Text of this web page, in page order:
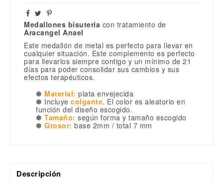
Medallones bisutería con tratamiento de
Aracangel Anael
Este medallón de metal es perfecto para llevar en
cualquier situación. Este complemento es perfecto
para llevarlos siempre contigo y un mínimo de 21
días para poder consolidar sus cambios y sus
efectos terapéuticos.
✽ Material: plata envejecida
✽ Incluye colgante. El color es aleatorio en
función del diseño escogido.
✽ Tamaño: según forma y tamaño escogido
✽ Grosor: base 2mm / total 7 mm
Descripción